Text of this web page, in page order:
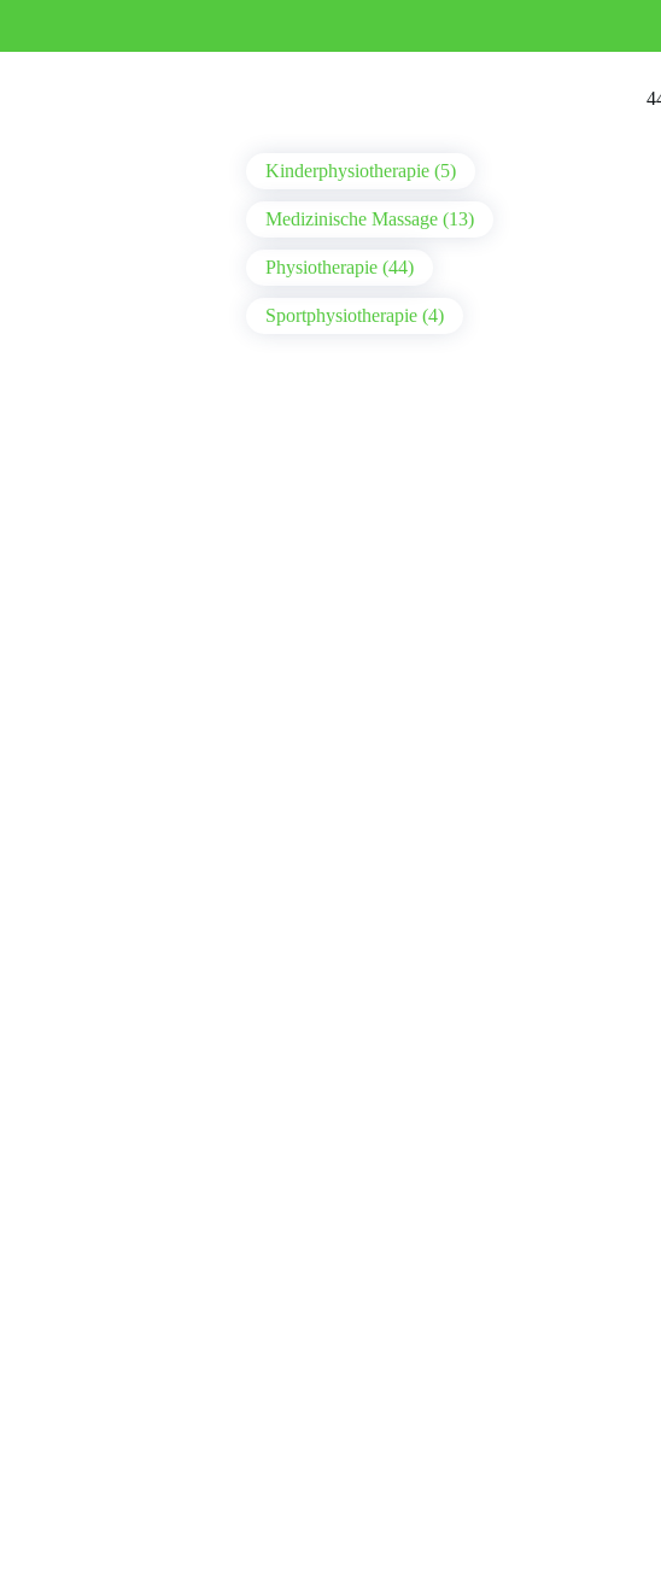
Kinderphysiotherapie (5)
Medizinische Massage (13)
Physiotherapie (44)
Sportphysiotherapie (4)